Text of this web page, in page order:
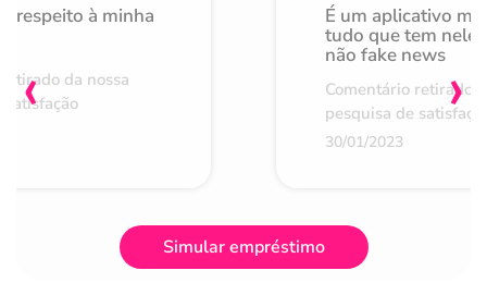
respeito à minha
da nossa
É um aplicativo
tudo que tem nele
não fake news
Comentário retirado
pesquisa de
30/01/2023
‹ ›
Simular empréstimo